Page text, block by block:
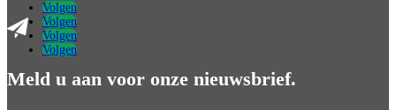
Volgen
Volgen
Volgen
Volgen
Meld u aan voor onze nieuwsbrief.